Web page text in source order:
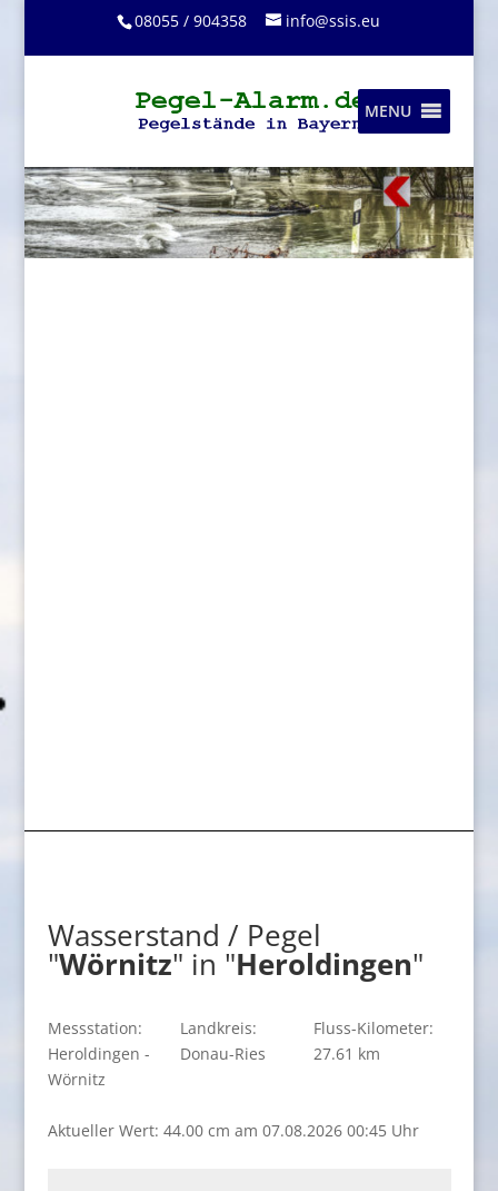
08055 / 904358 info@ssis.eu
MENU
Wasserstand / Pegel
"Wörnitz" in "Heroldingen"
Messstation:
Heroldingen -
Wörnitz
Landkreis:
Donau-Ries
Fluss-Kilometer:
27.61 km
Aktueller Wert: 44.00 cm am 07.08.2026 00:45 Uhr